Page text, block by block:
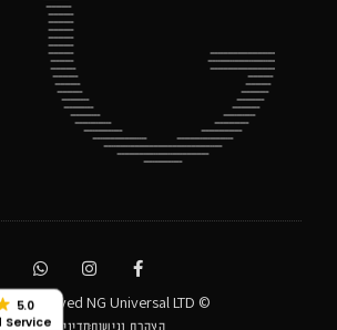
© All rights reserved NG Universal LTD
5.0
Service